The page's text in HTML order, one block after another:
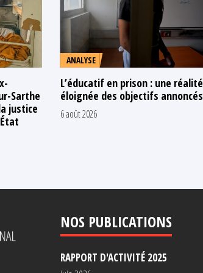
Sarthe
justice
ANALYSE
L’éducatif en prison : une réalité
éloignée des objectifs annoncés
6 août 2026
NOS PUBLICATIONS
RAPPORT D'ACTIVITÉ 2025